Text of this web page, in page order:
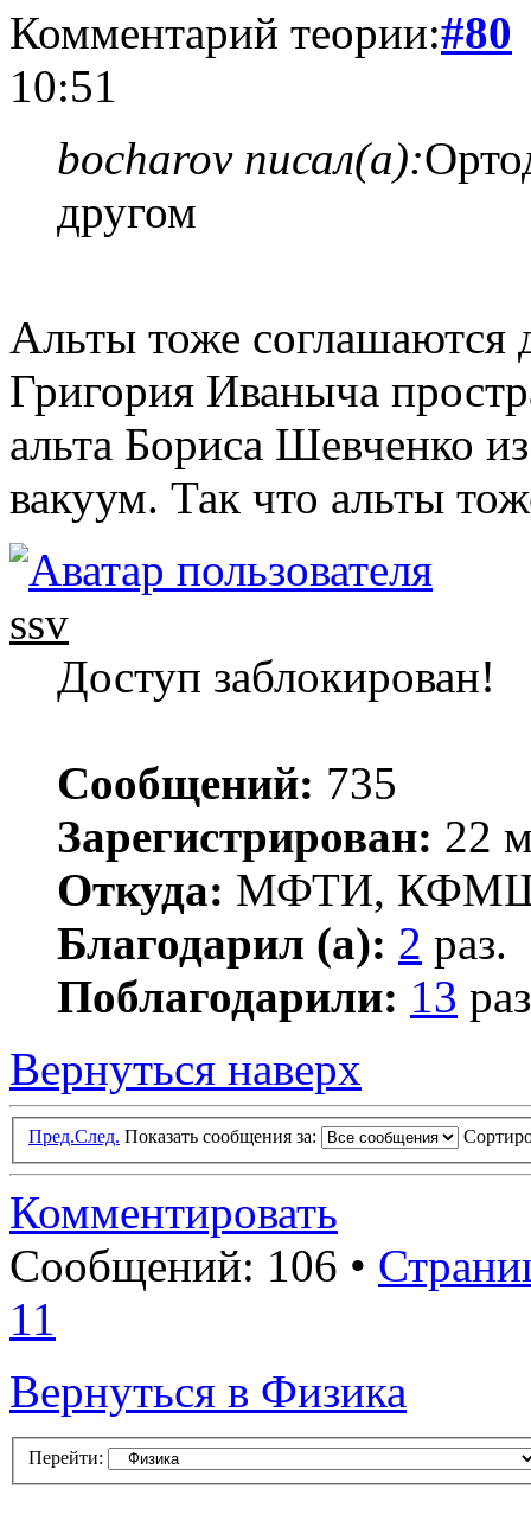
Комментарий теории:#80
10:51
bocharov писал(а):
другом
Альты тоже соглашаются
Григория Иваныча
альта Бориса Шевченко
вакуум. Так что альты
ssv
Доступ заблокирован!
Сообщений: 735
Зарегистрирован: 22
Откуда: МФТИ,
Благодарил (а): 2 раз.
Поблагодарили: 13
Вернуться наверх
Пред.След. Показать сообщения за:
Комментировать
Сообщений: 106 •
11
Вернуться в Физика
Перейти: